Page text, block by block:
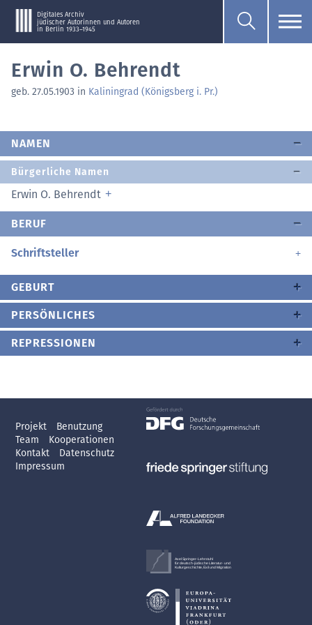
Digitales Archiv
jüdischer Autorinnen und Autoren
in Berlin 1933–1945
Erwin O. Behrendt
geb. 27.05.1903 in Kaliningrad (Königsberg i. Pr.)
NAMEN
Bürgerliche Namen
Erwin O. Behrendt
BERUF
Schriftsteller
GEBURT
PERSÖNLICHES
REPRESSIONEN
Projekt
Benutzung
Team
Kooperationen
Kontakt
Datenschutz
Impressum
Axel Springer-Lehrstuhl
für deutsch-jüdische Literatur- und
Kulturgeschichte, Exil und Migration